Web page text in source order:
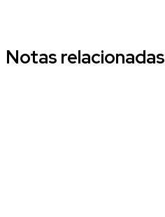
Notas relacionadas